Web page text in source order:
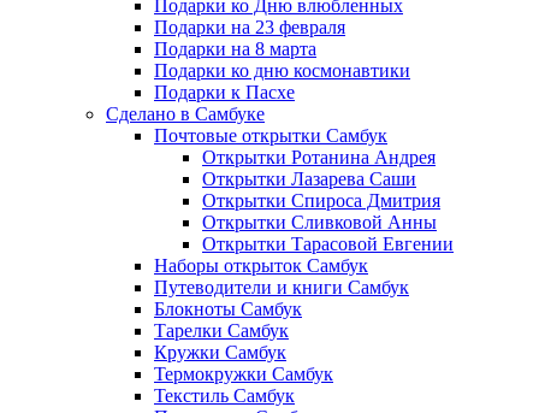
Подарки ко Дню влюбленных
Подарки на 23 февраля
Подарки на 8 марта
Подарки ко дню космонавтики
Подарки к Пасхе
Сделано в Самбуке
Почтовые открытки Самбук
Открытки Ротанина Андрея
Открытки Лазарева Саши
Открытки Спироса Дмитрия
Открытки Сливковой Анны
Открытки Тарасовой Евгении
Наборы открыток Самбук
Путеводители и книги Самбук
Блокноты Самбук
Тарелки Самбук
Кружки Самбук
Термокружки Самбук
Текстиль Самбук